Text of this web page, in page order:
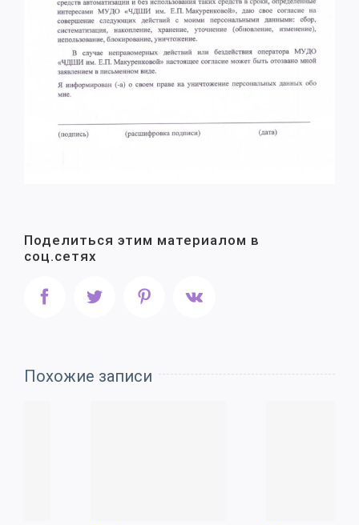
Поделиться этим материалом в
соц.сетях
FacebookTwitter PinterestVk
Похожие записи